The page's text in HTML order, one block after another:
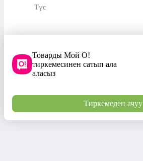
Түс
Товарды Мой О!
тиркемесинен сатып ала
аласыз
Тиркемеден ачуу